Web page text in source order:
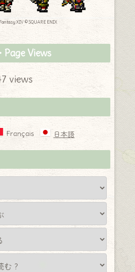
XIV © SQUARE ENIX
Page Views
views
Français 日本語